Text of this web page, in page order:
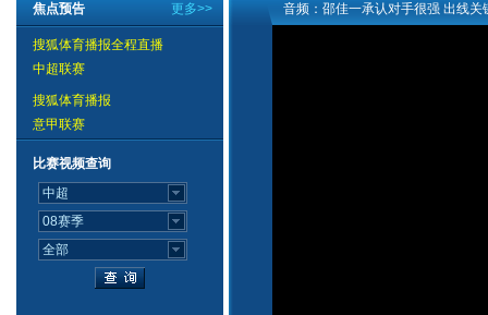
更多>>
焦点预告
搜狐体育播报全程直播
中超联赛
搜狐体育播报
意甲联赛
比赛视频查询
音频：邵佳一承认对手很强 出线关